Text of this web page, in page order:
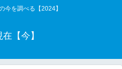
今を調べる【2024】
【今】